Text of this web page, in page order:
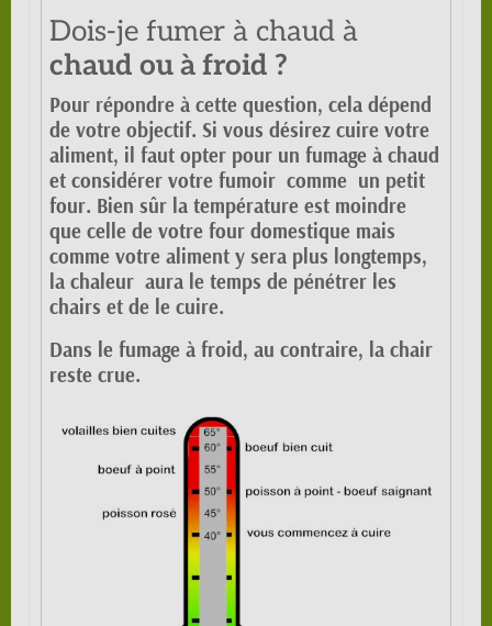
Dois-je fumer à chaud à
chaud ou à froid ?
Pour répondre à cette question, cela dépend
de votre objectif. Si vous désirez cuire votre
aliment, il faut opter pour un fumage à chaud
et considérer votre fumoir comme un petit
four. Bien sûr la température est moindre
que celle de votre four domestique mais
comme votre aliment y sera plus longtemps,
la chaleur aura le temps de pénétrer les
chairs et de le cuire.
Dans le fumage à froid, au contraire, la chair
reste crue.